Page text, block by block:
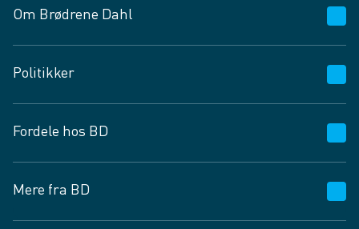
Om Brødrene Dahl
Vagttelefon 30 10 89 89
Spørgsmål og svar
Job og karriere
Fødevarekontrolrapport
Politikker
Privatlivspolitik
Cookies
Vilkår og betingelser
Fordele hos BD
BD app
BD.dk services
Mere fra BD